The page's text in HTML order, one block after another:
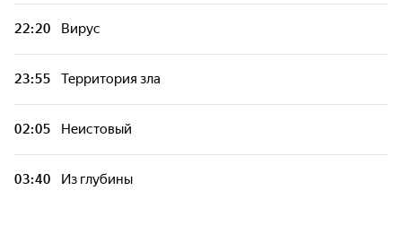
22:20 Вирус
23:55 Территория зла
02:05 Неистовый
03:40 Из глубины